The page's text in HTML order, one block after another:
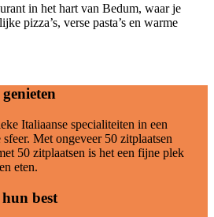
in het hart van Bedum, waar je
pizza’s, verse pasta’s en warme
Italiaanse specialiteiten in een
Met ongeveer 50 zitplaatsen
50 zitplaatsen is het een fijne plek
eten.
hun best